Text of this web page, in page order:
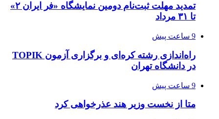
تمدید مهلت ثبت‌نام دومین نمایشگاه «فر ایران ۲»
تا ۳۱ مرداد
9 ساعت پیش
راه‌اندازی رشته کره‌ای و برگزاری آزمون TOPIK
در دانشگاه تهران
9 ساعت پیش
متا از نخست وزیر هند عذرخواهی کرد